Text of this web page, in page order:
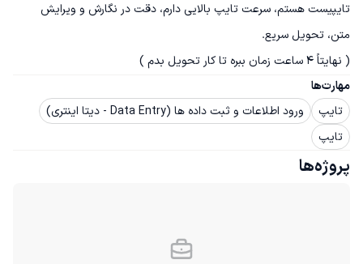
تایپیست هستم، سرعت تایپ بالایی دارم، دقت در نگارش و ویرایش
( نهایتاً ۴ ساعت زمان ببره تا کار تحویل بدم )
مهارت‌ها
تایپ
ورود اطلاعات و ثبت داده ها (Data Entry - دیتا اینتری)
تایپ
پروژه‌ها